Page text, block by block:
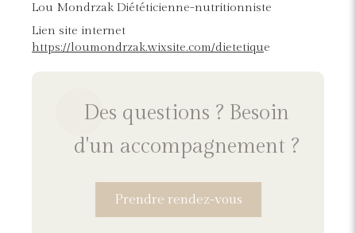
Lou Mondrzak Diététicienne-nutritionniste
Lien site internet
https://loumondrzak.wixsite.com/dietetique
Des questions ? Besoin
d'un accompagnement ?
Prendre rendez-vous